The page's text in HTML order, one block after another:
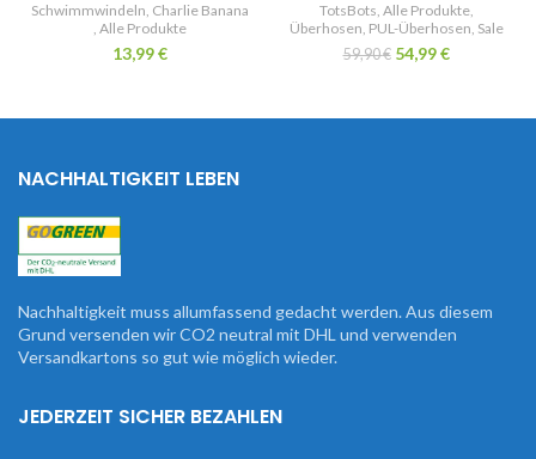
Schwimmwindeln, Charlie Banana
, Alle Produkte
13,99€
TotsBots, Alle Produkte,
Überhosen, PUL-Überhosen, Sale
59,90€ 54,99€
NACHHALTIGKEIT LEBEN
Nachhaltigkeit muss allumfassend gedacht werden. Aus diesem
Grund versenden wir CO2 neutral mit DHL und verwenden
Versandkartons so gut wie möglich wieder.
JEDERZEIT SICHER BEZAHLEN